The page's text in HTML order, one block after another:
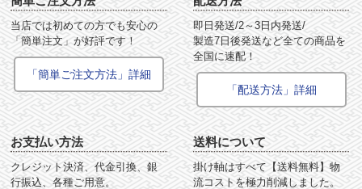
当店では初めての方でも安心の
「簡単注文」が好評です！
「簡単ご注文方法」詳細
即日発送/2～3日内発送/
製造7日後発送など全ての商品を
全国に速配！
「配送方法」詳細
お支払い方法
クレジット決済、代金引換、銀
行振込、各種ご用意。
送料について
掛け軸はすべて【送料無料】物
流コストを極力削減しました。